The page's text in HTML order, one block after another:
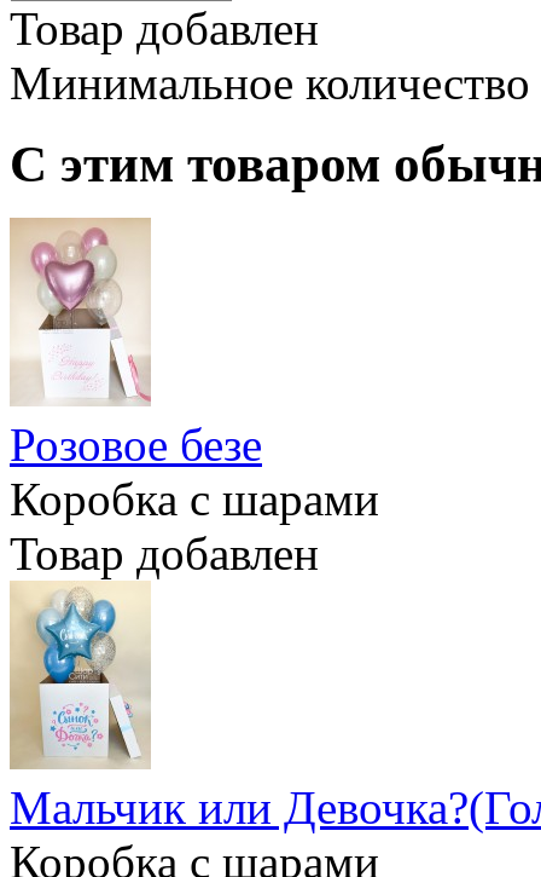
Товар добавлен
Минимальное
С этим товаром
Розовое безе
Коробка с шарами
Товар добавлен
Мальчик или
Коробка с шарами